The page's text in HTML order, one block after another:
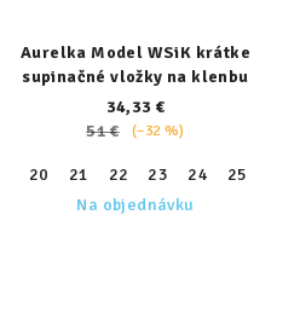
Aurelka Model WSiK krátke
supinačné vložky na klenbu
34,33 €
51 €
(–32 %)
20 21 22 23 24 25
Na objednávku